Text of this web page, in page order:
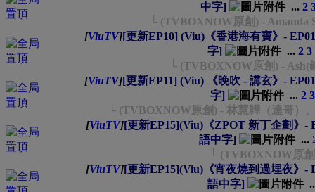
中字]
... 2
└ (TVBOXNOW原創) - Amanda
[ViuTV][更新EP10] (Viu)《香港海有寶》-
字]
... 2 3
└ (TVBOXNOW原創) - Ash(
[ViuTV][更新EP11] (Viu) 《晚吹 - 講玄》-
字]
... 2 3
└ (TVBOXNOW原創) - 林慧韡（達哥）
[ViuTV][更新EP15](Viu)《ZPOT 新丁企劃》-
語中字]
...
└ (TVBOXNOW原
[ViuTV][更新EP15](Viu)《宵夜燒到過埋夜》-
語中字]